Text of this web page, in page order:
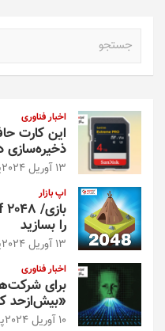
اخبار فناوری
ذخیره‌سازی
13 آوریل 2024
اپ بازار
را بسازید
13 آوریل 2024
اخبار فناوری
برای
10 آوریل 2024